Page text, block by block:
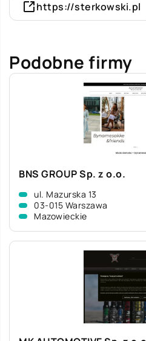
https://sterkowski.pl
Podobne firmy
BNS GROUP Sp. z o.o.
ul. Mazurska 13
03-015 Warszawa
Mazowieckie